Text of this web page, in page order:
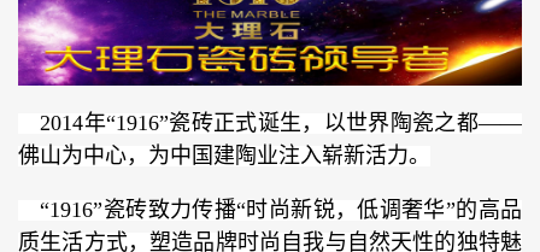
2014年“1916”瓷砖正式诞生，以世界陶瓷之都——
佛山为中心，为中国建陶业注入崭新活力。
“1916”瓷砖致力传播“时尚新锐，低调奢华”的高品
质生活方式，塑造品牌时尚自我与自然天性的独特魅